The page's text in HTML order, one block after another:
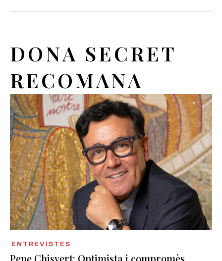
DONA SECRET
RECOMANA
ENTREVISTES
Pepe Chisvert: Optimista i compromès